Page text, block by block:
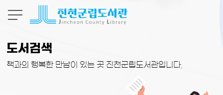
도서검색
책과의 행복한 만남이 있는 곳 진천군립도서관입니다.